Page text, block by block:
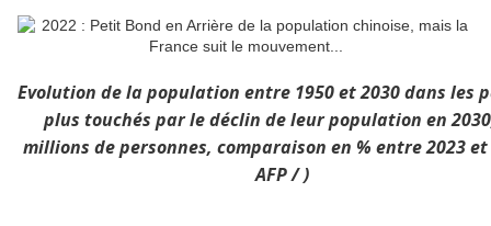
Evolution de la population entre 1950 et 2030 dans les
plus touchés par le déclin de leur population en
millions de personnes, comparaison en % entre 2023 et
AFP / )